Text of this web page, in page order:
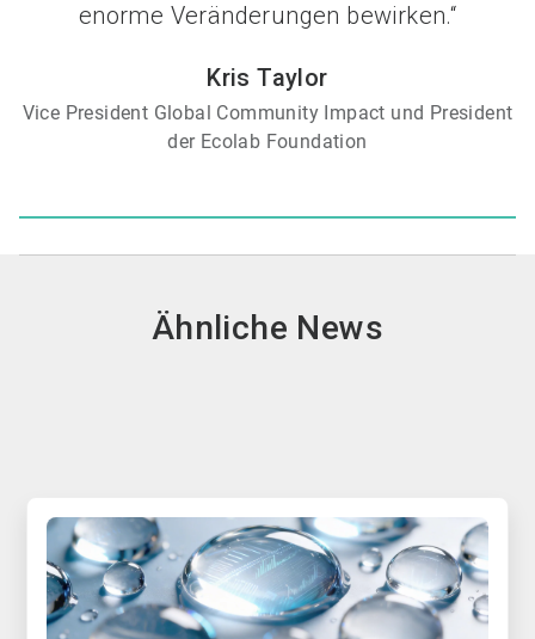
enorme Veränderungen bewirken.“
Kris Taylor
Vice President Global Community Impact und President
der Ecolab Foundation
Ähnliche News